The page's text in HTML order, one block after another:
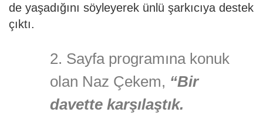
de yaşadığını söyleyerek ünlü şarkıcıya destek
çıktı.
2. Sayfa programına konuk
olan Naz Çekem, “Bir
davette karşılaştık.